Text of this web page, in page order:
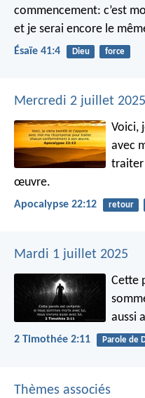
commencement: c’est
et je serai encore le
Ésaïe 41:4 Dieu force
Mercredi 2 juillet 2025
Voici,
avec
traiter
œuvre.
Apocalypse 22:12 retour
Mardi 1 juillet 2025
Cette
aussi
2 Timothée 2:11 Parole de
Thèmes associés